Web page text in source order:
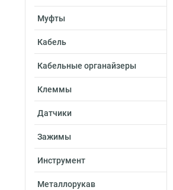
Муфты
Кабель
Кабельные органайзеры
Клеммы
Датчики
Зажимы
Инструмент
Металлорукав